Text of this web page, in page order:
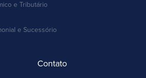
e Tributário
e Sucessório
Contato